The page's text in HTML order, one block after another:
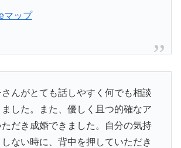
マップ
んがとても話しやすく何でも相談
した。また、優しく且つ的確なア
ただき成婚できました。自分の気持
ない時に、背中を押していただき